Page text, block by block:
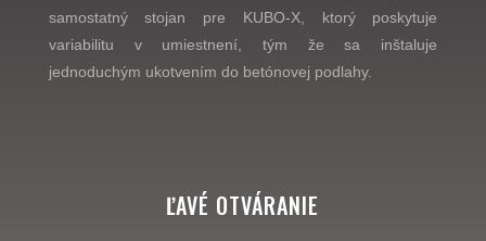
samostatný stojan pre KUBO-X, ktorý poskytuje
variabilitu v umiestnení, tým že sa inštaluje
jednoduchým ukotvením do betónovej podlahy.
ĽAVÉ OTVÁRANIE